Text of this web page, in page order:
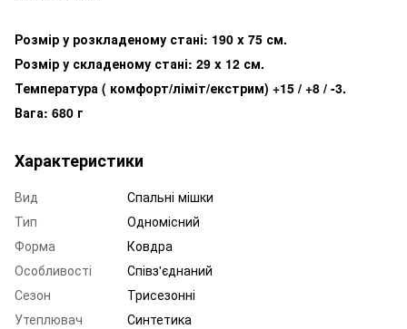
Розмір у розкладеному стані: 190 x 75 см.
Розмір у складеному стані: 29 x 12 см.
Температура ( комфорт/ліміт/екстрим) +15 / +8 / -3.
Вага: 680 г
Характеристики
Вид
Спальні мішки
Тип
Одномісний
Форма
Ковдра
Особливості
Співз'єднаний
Сезон
Трисезонні
Утеплювач
Синтетика